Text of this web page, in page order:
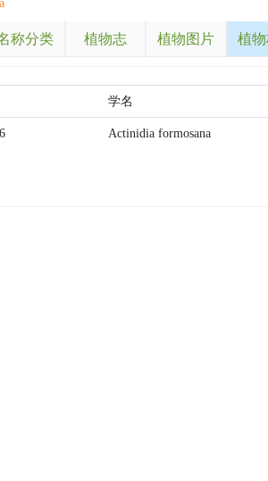
称分类 植物志 植物图片 植
学名
Actinidia formosana